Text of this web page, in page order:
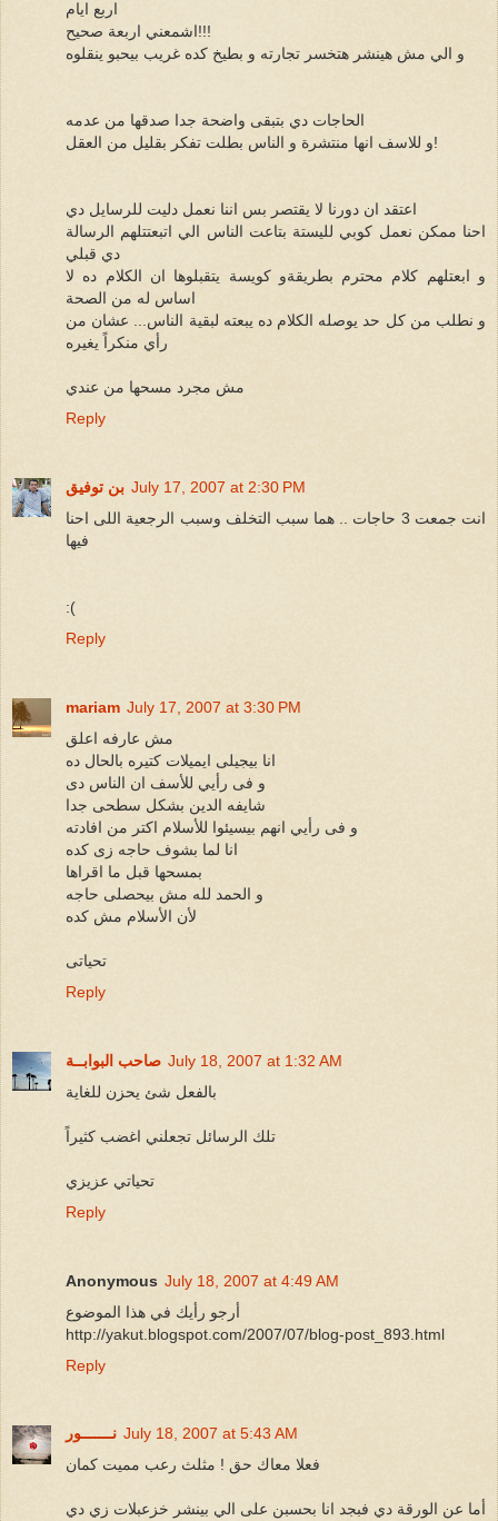
اربع ايام
اشمعني اربعة صحيح!!!
و الي مش هينشر هتخسر تجارته و بطيخ كده غريب بيحبو ينقلوه
الحاجات دي بتبقى واضحة جدا صدقها من عدمه
و للاسف انها منتشرة و الناس بطلت تفكر بقليل من العقل!
اعتقد ان دورنا لا يقتصر بس اننا نعمل دليت للرسايل دي
احنا ممكن نعمل كوبي لليستة بتاعت الناس الي اتبعتتلهم الرسالة
دي قبلي
و ابعتلهم كلام محترم بطريقةو كويسة يتقبلوها ان الكلام ده لا
اساس له من الصحة
و نطلب من كل حد يوصله الكلام ده يبعته لبقية الناس... عشان من
رأي منكراً يغيره
مش مجرد مسحها من عندي
Reply
بن توفيق July 17, 2007 at 2:30 PM
انت جمعت 3 حاجات .. هما سبب التخلف وسبب الرجعية اللى احنا
فيها
:(
Reply
mariam July 17, 2007 at 3:30 PM
مش عارفه اعلق
انا بيجيلى ايميلات كتيره بالحال ده
و فى رأيي للأسف ان الناس دى
شايفه الدين بشكل سطحى جدا
و فى رأيي انهم بيسيئوا للأسلام اكتر من افادته
انا لما بشوف حاجه زى كده
بمسحها قبل ما اقراها
و الحمد لله مش بيحصلى حاجه
لأن الأسلام مش كده
تحياتى
Reply
صاحب البوابــة July 18, 2007 at 1:32 AM
بالفعل شئ يحزن للغاية
تلك الرسائل تجعلني اغضب كثيراً
تحياتي عزيزي
Reply
Anonymous July 18, 2007 at 4:49 AM
أرجو رأيك في هذا الموضوع
http://yakut.blogspot.com/2007/07/blog-post_893.html
Reply
نـــــــور July 18, 2007 at 5:43 AM
فعلا معاك حق ! مثلث رعب مميت كمان
أما عن الورقة دي فبجد انا بحسبن على الي بينشر خزعبلات زي دي